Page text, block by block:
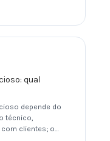
qual
depende do
técnico,
clientes; o…